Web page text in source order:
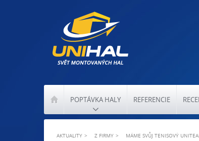
POPTÁVKA HALY REFERENCIE
AKTUALITY Z FIRMY MÁME SVŮJ TENISOVÝ